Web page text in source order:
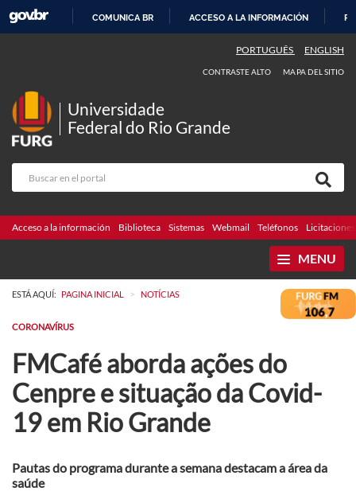
CONTENIDO
COMUNICA BR ACCESO A LA INFORMACIÓN
PORTUGUÊS ENGLISH
CONTRASTE ALTO MAPA DEL SITIO
Universidade
Federal do Rio Grande
Acceso a la información Biblioteca Sistemas Webmail Teléfonos Licitaciones
MENU
ESTÁ AQUÍ: PAGINA INICIAL > NOTÍCIAS
CORONAVÍRUS
FMCafé aborda ações do
Cenpre e situação da Covid-
19 em Rio Grande
Pautas do programa durante a semana destacam a área da
saúde